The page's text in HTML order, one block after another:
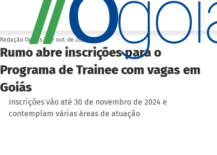
Rumo abre inscrições para o
Programa de Trainee com vagas em
Goiás
Redação Ogoiás 7 de out. de 2024
Inscrições vão até 30 de novembro de 2024 e
contemplam várias áreas de atuação